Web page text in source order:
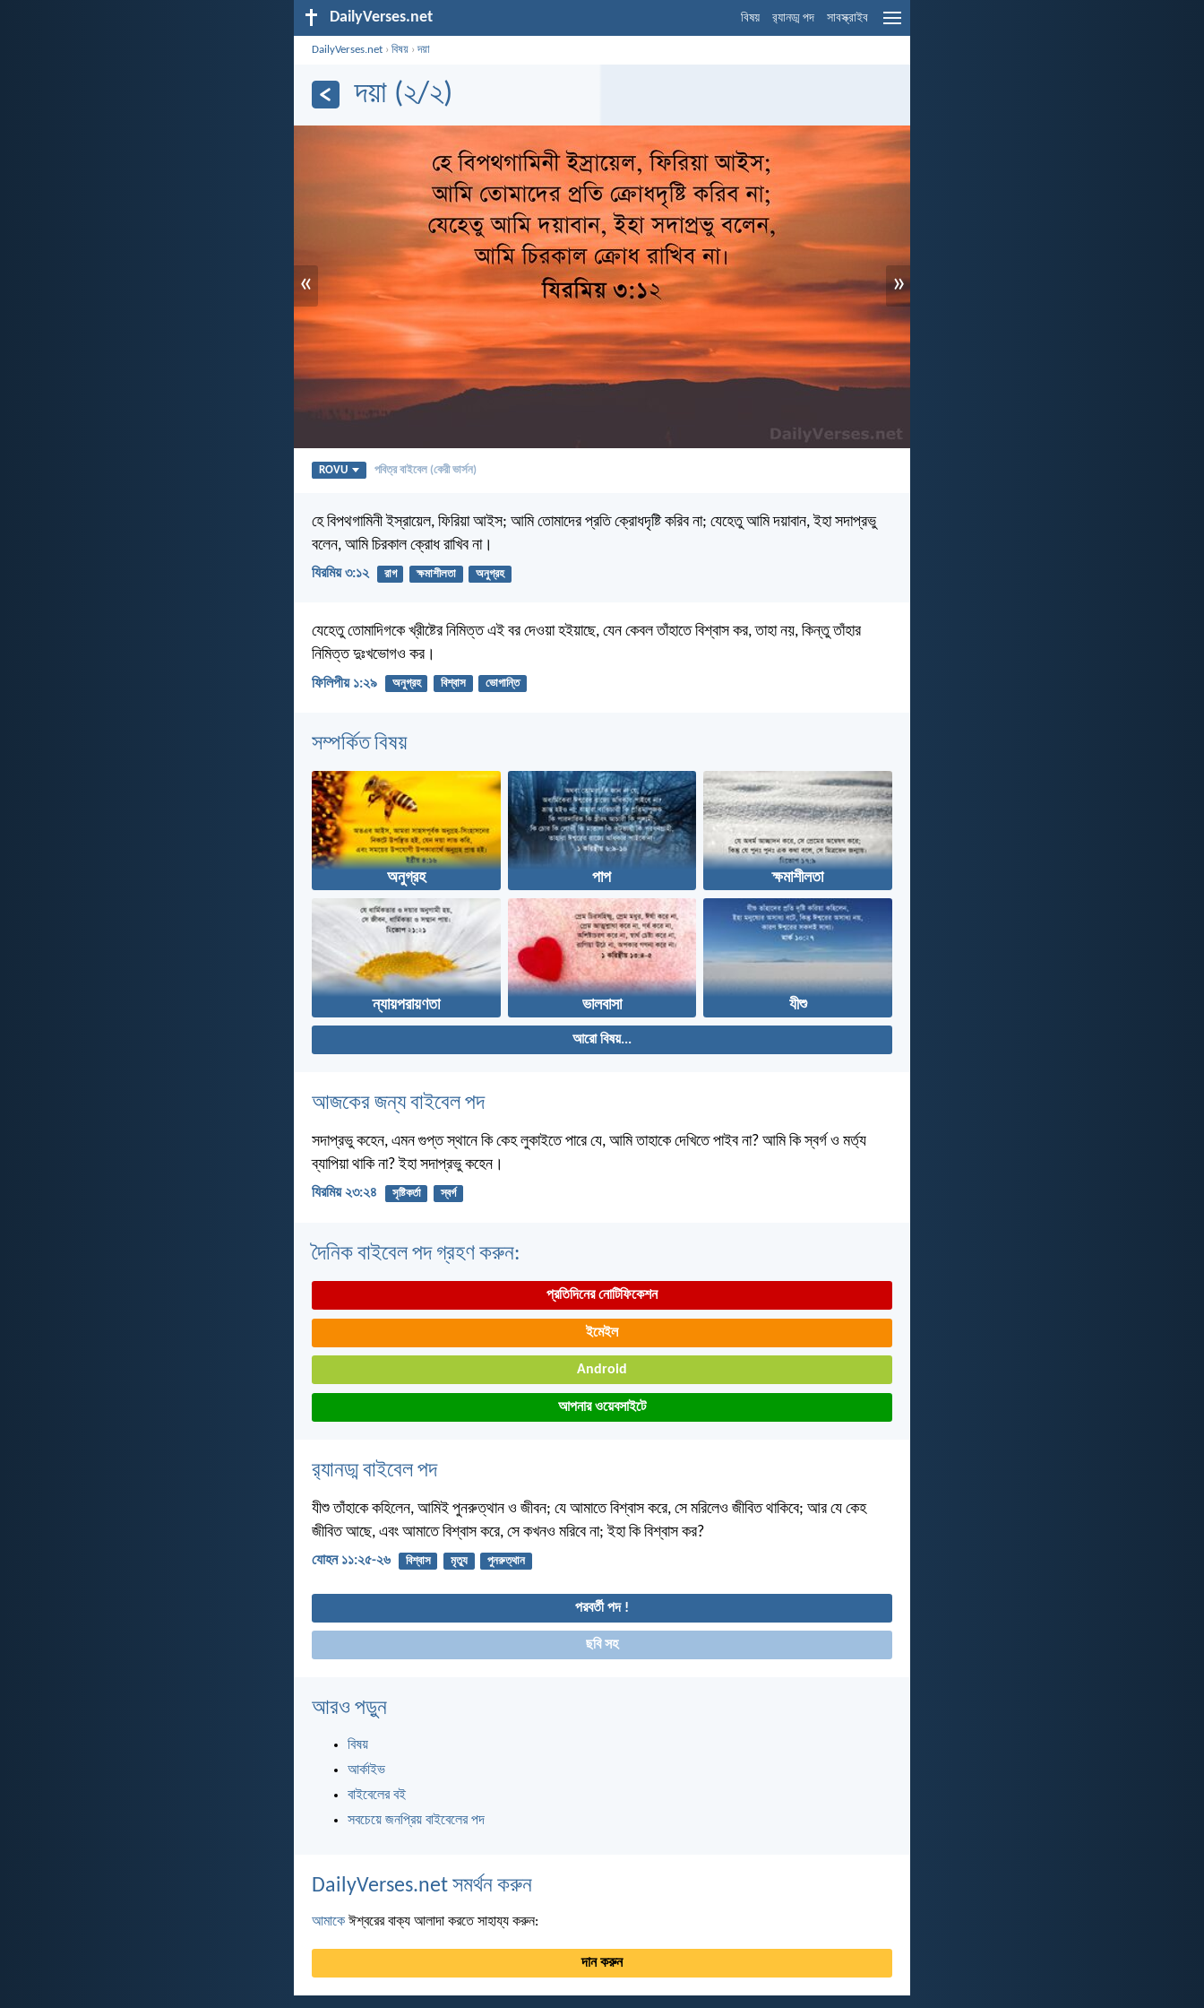
DailyVerses.net বিষয় র‌্যানড্ম পদ সাবস্ক্রাইব
DailyVerses.net ›বিষয় ›দয়া
দয়া (২/২)
« »
ROVU পবিত্র বাইবেল (কেরী ভার্সন)
হে বিপথগামিনী ইস্রায়েল, ফিরিয়া আইস; আমি তোমাদের প্রতি ক্রোধদৃষ্টি করিব না; যেহেতু আমি দয়াবান, ইহা সদাপ্রভু
বলেন, আমি চিরকাল ক্রোধ রাখিব না।
যিরমিয় ৩:১২ রাগ ক্ষমাশীলতা অনুগ্রহ
যেহেতু তোমাদিগকে খ্রীষ্টের নিমিত্ত এই বর দেওয়া হইয়াছে, যেন কেবল তাঁহাতে বিশ্বাস কর, তাহা নয়, কিন্তু তাঁহার
নিমিত্ত দুঃখভোগও কর।
ফিলিপীয় ১:২৯ অনুগ্রহ বিশ্বাস ভোগান্তি
সম্পর্কিত বিষয়
অনুগ্রহ পাপ ক্ষমাশীলতা
ন্যায়পরায়ণতা ভালবাসা যীশু
আরো বিষয়...
আজকের জন্য বাইবেল পদ
সদাপ্রভু কহেন, এমন গুপ্ত স্থানে কি কেহ লুকাইতে পারে যে, আমি তাহাকে দেখিতে পাইব না? আমি কি স্বর্গ ও মর্ত্য
ব্যাপিয়া থাকি না? ইহা সদাপ্রভু কহেন।
যিরমিয় ২৩:২৪ সৃষ্টিকর্তা স্বর্গ
দৈনিক বাইবেল পদ গ্রহণ করুন:
প্রতিদিনের নোটিফিকেশন
ইমেইল
Android
আপনার ওয়েবসাইটে
র‌্যানড্ম বাইবেল পদ
যীশু তাঁহাকে কহিলেন, আমিই পুনরুত্থান ও জীবন; যে আমাতে বিশ্বাস করে, সে মরিলেও জীবিত থাকিবে; আর যে কেহ
জীবিত আছে, এবং আমাতে বিশ্বাস করে, সে কখনও মরিবে না; ইহা কি বিশ্বাস কর?
যোহন ১১:২৫-২৬ বিশ্বাস মৃত্যু পুনরুত্থান
পরবর্তী পদ !
ছবি সহ
আরও পড়ুন
বিষয়
আর্কাইভ
বাইবেলের বই
সবচেয়ে জনপ্রিয় বাইবেলের পদ
DailyVerses.net সমর্থন করুন
আমাকে ঈশ্বরের বাক্য আলাদা করতে সাহায্য করুন:
দান করুন